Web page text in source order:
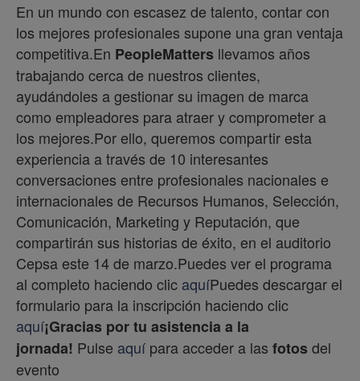
En un mundo con escasez de talento, contar con
los mejores profesionales supone una gran ventaja
competitiva.En PeopleMatters llevamos años
trabajando cerca de nuestros clientes,
ayudándoles a gestionar su imagen de marca
como empleadores para atraer y comprometer a
los mejores.Por ello, queremos compartir esta
experiencia a través de 10 interesantes
conversaciones entre profesionales nacionales e
internacionales de Recursos Humanos, Selección,
Comunicación, Marketing y Reputación, que
compartirán sus historias de éxito, en el auditorio
Cepsa este 14 de marzo.Puedes ver el programa
al completo haciendo clic aquíPuedes descargar el
formulario para la inscripción haciendo clic
aquí¡Gracias por tu asistencia a la
jornada! Pulse aquí para acceder a las fotosdel
evento